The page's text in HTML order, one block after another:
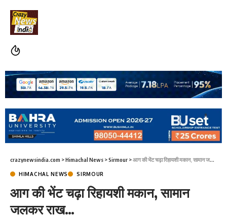
crazynewsindia.com >Himachal News >Sirmour >आग की भेंट चढ़ा रिहायशी मकान, सामान जलकर राख…
HIMACHAL NEWS SIRMOUR
आग की भेंट चढ़ा रिहायशी मकान, सामान
जलकर राख…